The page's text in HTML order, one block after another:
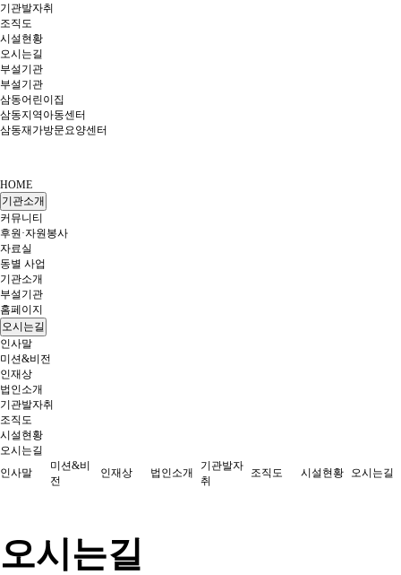
기관발자취
조직도
시설현황
오시는길
부설기관
부설기관
삼동어린이집
삼동지역아동센터
삼동재가방문요양센터
HOME
기관소개
커뮤니티
후원·자원봉사
자료실
동별 사업
기관소개
부설기관
홈페이지
오시는길
인사말
미션&비전
인재상
법인소개
기관발자취
조직도
시설현황
오시는길
인사말
미션&비
전
인재상 법인소개
기관발자
취
조직도 시설현황 오시는길
오시는길